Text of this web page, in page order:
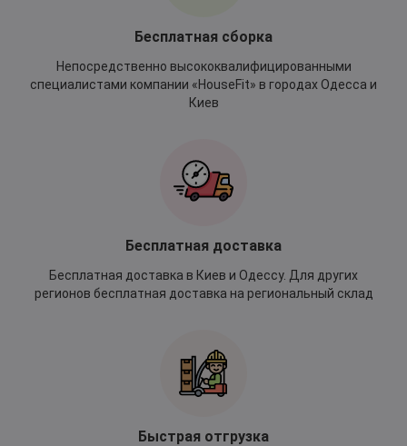
Бесплатная сборка
Непосредственно высококвалифицированными
специалистами компании «HouseFit» в городах Одесса и
Киев
Бесплатная доставка
Бесплатная доставка в Киев и Одессу. Для других
регионов бесплатная доставка на региональный склад
Быстрая отгрузка